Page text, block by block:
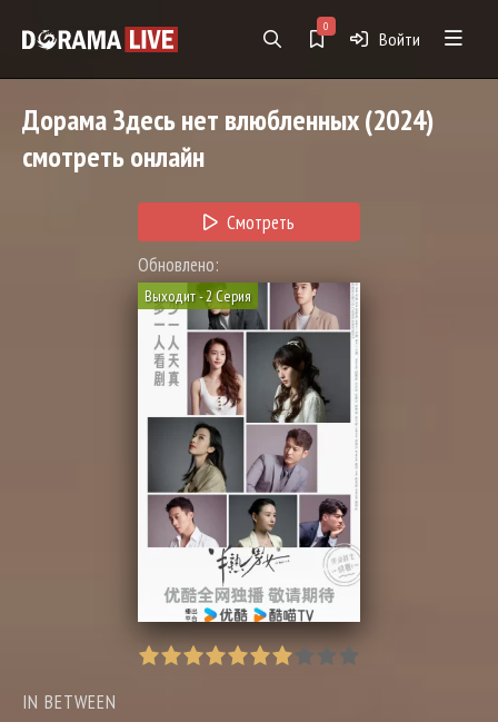
0
Войти
ДорамаЗдесь нет влюбленных(2024)
смотреть онлайн
Смотреть
Обновлено:
Выходит - 2 Серия
IN BETWEEN